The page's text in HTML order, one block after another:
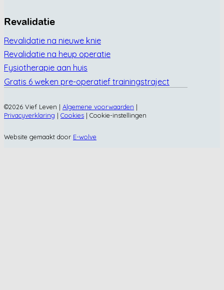
Revalidatie
Revalidatie na nieuwe knie
Revalidatie na heup operatie
Fysiotherapie aan huis
Gratis 6 weken pre-operatief trainingstraject
©2026 Vief Leven | Algemene voorwaarden |
Privacyverklaring | Cookies | Cookie-instellingen
Website gemaakt door E-wolve